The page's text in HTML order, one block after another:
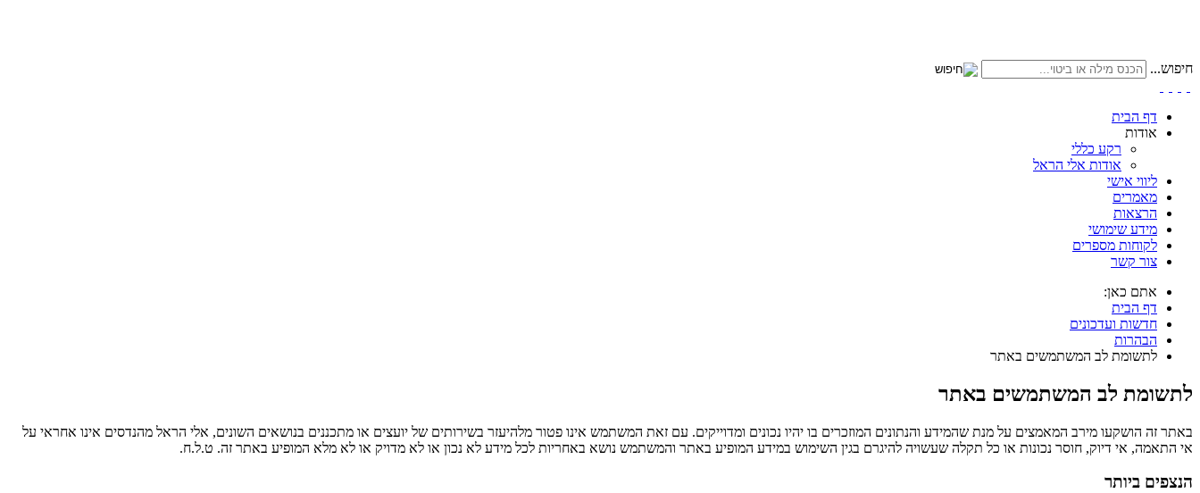
חיפוש...
דף הבית
אודות
רקע כללי
אודות אלי הראל
ליווי אישי
מאמרים
הרצאות
מידע שימושי
לקוחות מספרים
צור קשר
אתם כאן:
דף הבית
חדשות ועדכונים
הבהרות
לתשומת לב המשתמשים באתר
לתשומת לב המשתמשים באתר
באתר זה הושקעו מירב המאמצים על מנת שהמידע והנתונים המוזכרים בו יהיו נכונים ומדוייקים. עם זאת המשתמש אינו פטור מלהיעזר בשירותים של יועצים או מתכננים בנושאים השונים, אלי הראל מהנדסים אינו אחראי על
אי התאמה, אי דיוק, חוסר נכונות או כל תקלה שעשויה להיגרם בגין השימוש במידע המופיע באתר והמשתמש נושא באחריות לכל מידע לא נכון או לא מדויק או לא מלא המופיע באתר זה. ט.ל.ח.
הנצפים ביותר